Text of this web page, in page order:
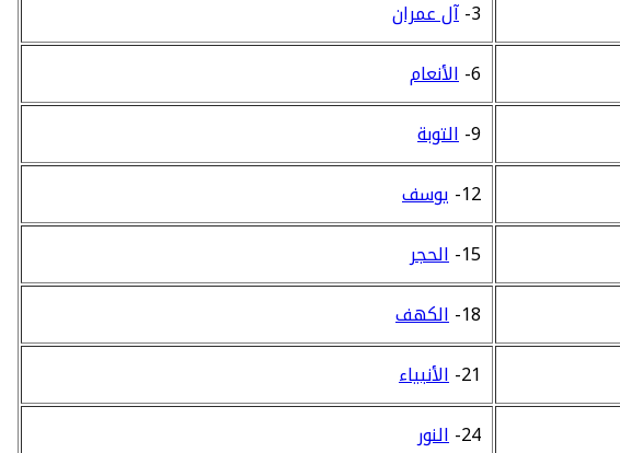
3- آل عمران
6- الأنعام
9- التوبة
12- يوسف
15- الحجر
18- الكهف
21- الأنبياء
24- النور